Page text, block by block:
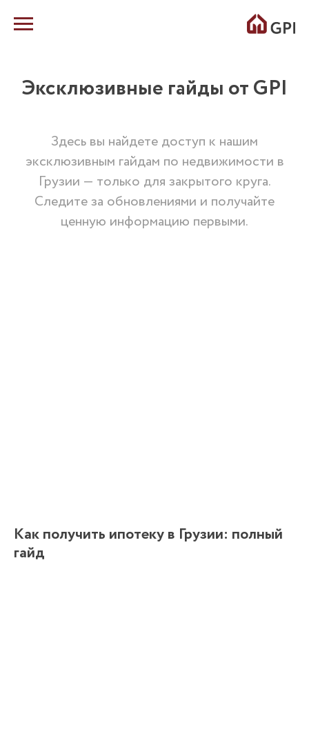
Эксклюзивные гайды от GPI
Здесь вы найдете доступ к нашим
эксклюзивным гайдам по недвижимости в
Грузии — только для закрытого круга.
Следите за обновлениями и получайте
ценную информацию первыми.
Как получить ипотеку в Грузии: полный
гайд